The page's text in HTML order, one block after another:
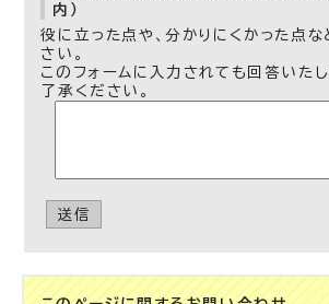
内）
役に立った点や、分かりにくかった点
さい。
このフォームに入力されても回答いた
了承ください。
送信